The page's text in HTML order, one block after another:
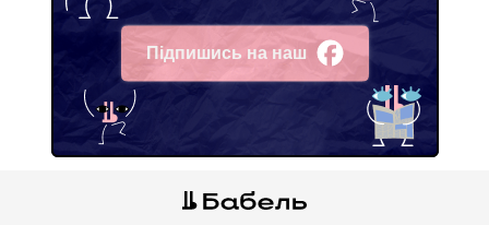
Підпишись на наш
Facebook